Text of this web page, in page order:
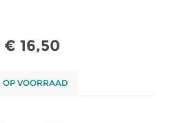
€ 16,50
OP VOORRAAD